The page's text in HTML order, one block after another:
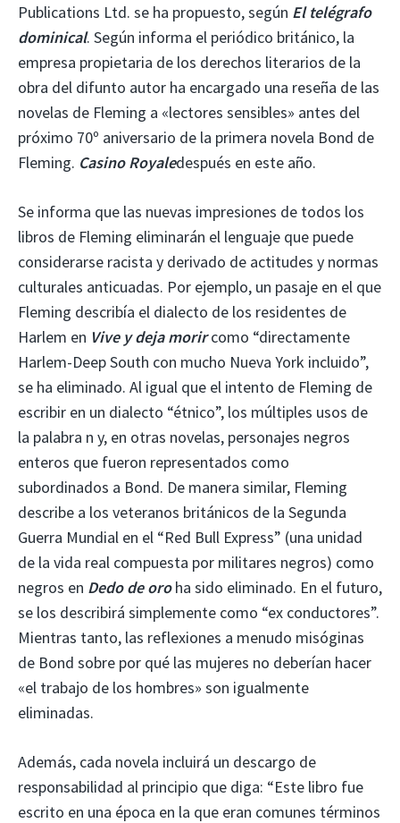
Publications Ltd. se ha propuesto, según El telégrafo
dominical. Según informa el periódico británico, la
empresa propietaria de los derechos literarios de la
obra del difunto autor ha encargado una reseña de las
novelas de Fleming a «lectores sensibles» antes del
próximo 70º aniversario de la primera novela Bond de
Fleming. Casino Royaledespués en este año.
Se informa que las nuevas impresiones de todos los
libros de Fleming eliminarán el lenguaje que puede
considerarse racista y derivado de actitudes y normas
culturales anticuadas. Por ejemplo, un pasaje en el que
Fleming describía el dialecto de los residentes de
Harlem en Vive y deja morircomo “directamente
Harlem-Deep South con mucho Nueva York incluido”,
se ha eliminado. Al igual que el intento de Fleming de
escribir en un dialecto “étnico”, los múltiples usos de
la palabra n y, en otras novelas, personajes negros
enteros que fueron representados como
subordinados a Bond. De manera similar, Fleming
describe a los veteranos británicos de la Segunda
Guerra Mundial en el “Red Bull Express” (una unidad
de la vida real compuesta por militares negros) como
negros en Dedo de oroha sido eliminado. En el futuro,
se los describirá simplemente como “ex conductores”.
Mientras tanto, las reflexiones a menudo misóginas
de Bond sobre por qué las mujeres no deberían hacer
«el trabajo de los hombres» son igualmente
eliminadas.
Además, cada novela incluirá un descargo de
responsabilidad al principio que diga: “Este libro fue
escrito en una época en la que eran comunes términos